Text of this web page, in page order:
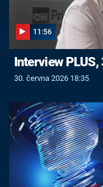
11:56
Interview
30. června 2026 18:35